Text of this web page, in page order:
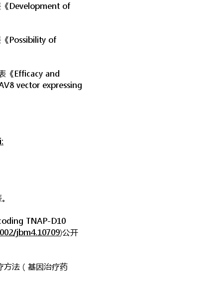
Development of
Possibility of
《Efficacy and
vector expressing
TNAP-D10
jbm4.10709)公开
方法（基因治疗药